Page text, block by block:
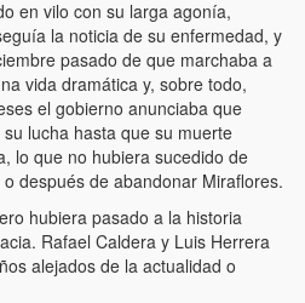
en vilo con su larga agonía,
la noticia de su enfermedad, y
pasado de que marchaba a
vida dramática y, sobre todo,
el gobierno anunciaba que
lucha hasta que su muerte
lo que no hubiera sucedido de
después de abandonar Miraflores.
hubiera pasado a la historia
Rafael Caldera y Luis Herrera
alejados de la actualidad o